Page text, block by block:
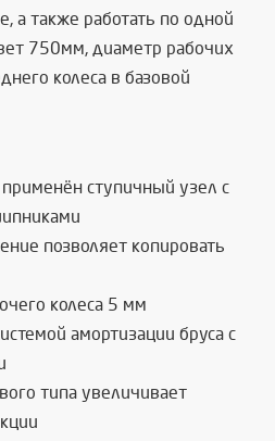
а также работать по одной
750мм, диаметр рабочих
колеса в базовой
ступичный узел с
позволяет копировать
колеса 5 мм
амортизации бруса с
типа увеличивает